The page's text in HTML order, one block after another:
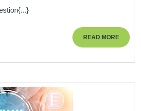
Ressources
Formation
professionnelle
READ MOREREAD
MORE